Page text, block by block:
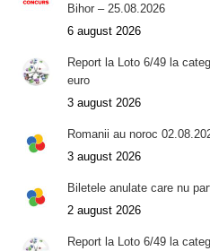
Bihor – 25.08.2026
6 august 2026
Report la Loto 6/49 la
euro
3 august 2026
Romanii au noroc
3 august 2026
Biletele anulate care nu
2 august 2026
Report la Loto 6/49 la